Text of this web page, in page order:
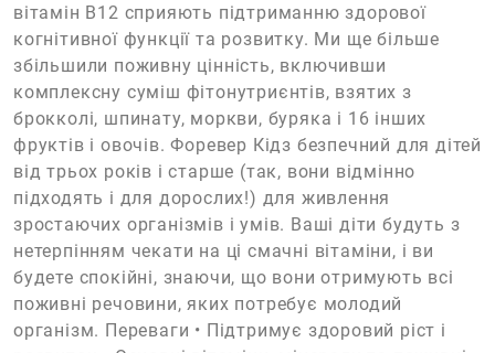
вітамін B12 сприяють підтриманню здорової
когнітивної функції та розвитку. Ми ще більше
збільшили поживну цінність, включивши
комплексну суміш фітонутриєнтів, взятих з
брокколі, шпинату, моркви, буряка і 16 інших
фруктів і овочів. Форевер Кідз безпечний для дітей
від трьох років і старше (так, вони відмінно
підходять і для дорослих!) для живлення
зростаючих організмів і умів. Ваші діти будуть з
нетерпінням чекати на ці смачні вітаміни, і ви
будете спокійні, знаючи, що вони отримують всі
поживні речовини, яких потребує молодий
організм. Переваги • Підтримує здоровий ріст і